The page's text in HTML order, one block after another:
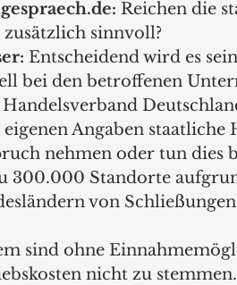
Reichen die
zusätzlich sinnvoll?
Entscheidend wird es
bei den betroffenen
eigenen Angaben
nehmen oder tun dies
300.000 Standorte
von
sind ohne
nicht zu